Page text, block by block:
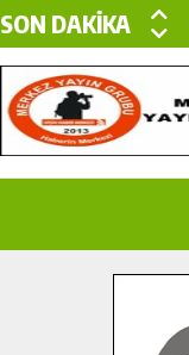
SON DAKİKA